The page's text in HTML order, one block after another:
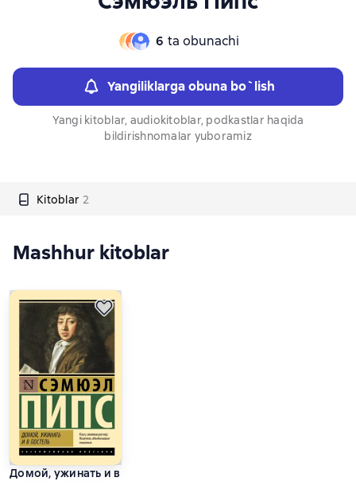
6 ta obunachi
Yangiliklarga obuna bo`lish
Yangi kitoblar, audiokitoblar, podkastlar haqida
bildirishnomalar yuboramiz
Kitoblar 2
Mashhur kitoblar
Домой, ужинать и в постель